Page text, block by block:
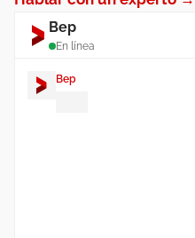
Bep
En línea
Bep